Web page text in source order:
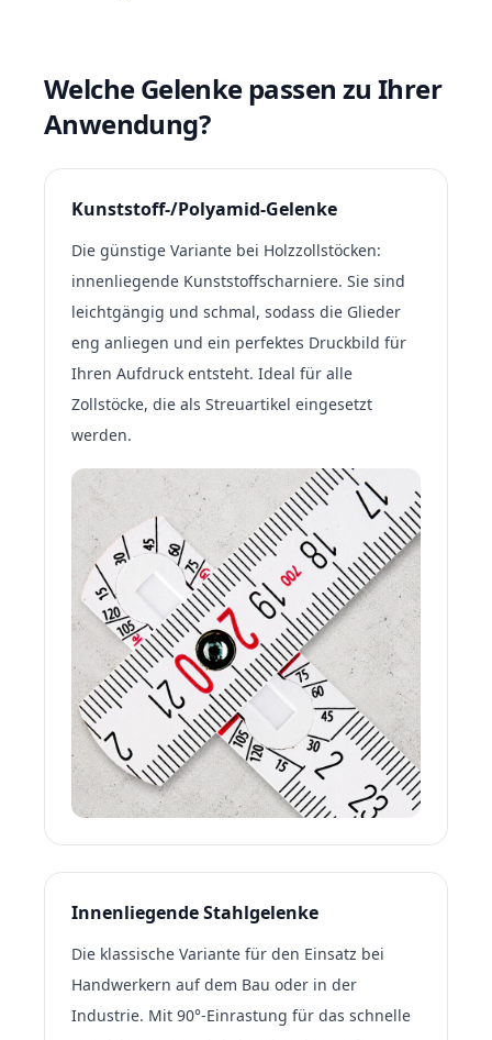
Welche Gelenke passen zu Ihrer
Anwendung?
Kunststoff-/Polyamid-Gelenke
Die günstige Variante bei Holzzollstöcken:
innenliegende Kunststoffscharniere. Sie sind
leichtgängig und schmal, sodass die Glieder
eng anliegen und ein perfektes Druckbild für
Ihren Aufdruck entsteht. Ideal für alle
Zollstöcke, die als Streuartikel eingesetzt
werden.
Innenliegende Stahlgelenke
Die klassische Variante für den Einsatz bei
Handwerkern auf dem Bau oder in der
Industrie. Mit 90°-Ein­rastung für das schnelle